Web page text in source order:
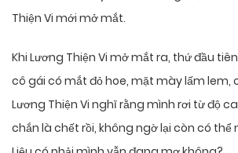
Thiện Vi mới mở mắt.
Khi Lương Thiện Vi mở mắt ra, thứ đầu
cô gái có mắt đỏ hoe, mặt mày lấm lem,
Lương Thiện Vi nghĩ rằng mình rơi từ độ
chắn là chết rồi, không ngờ lại còn có thể